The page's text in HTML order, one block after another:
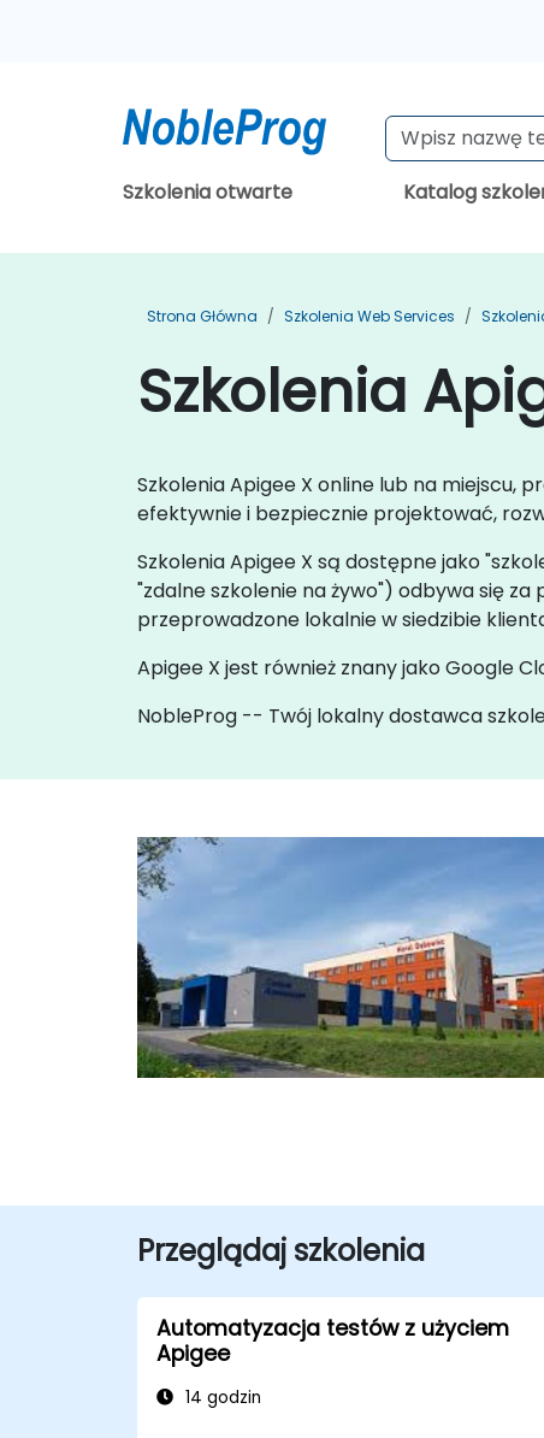
Szkolenia otwarte Katalog
Strona Główna Szkolenia Web Services
Szkolenia
Szkolenia Apigee X online lub na
efektywnie i bezpiecznie projektować,
Szkolenia Apigee X są dostępne jako
"zdalne szkolenie na żywo") odbywa się
przeprowadzone lokalnie w siedzibie
Apigee X jest również znany jako Google
NobleProg -- Twój lokalny dostawca
Przeglądaj szkolenia
Automatyzacja testów z użyciem
Apigee
14 godzin